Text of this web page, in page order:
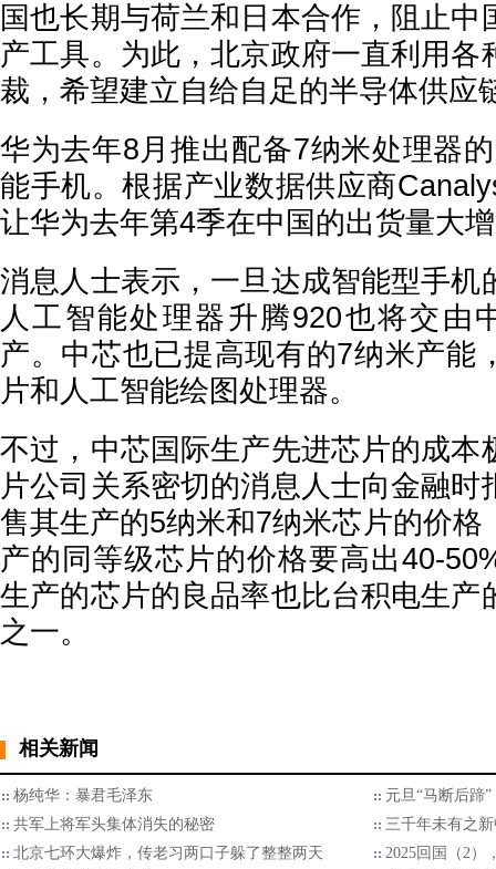
国也长期与荷兰和日本合作，阻止中
产工具。为此，北京政府一直利用各
裁，希望建立自给自足的半导体供应
华为去年8月推出配备7纳米处理器
能手机。根据产业数据供应商
让华为去年第4季在中国的出货量大
消息人士表示，一旦达成智能型手机
人工智能处理器升腾920也将交由
产。中芯也已提高现有的7纳米产能
片和人工智能绘图处理器。
不过，中芯国际生产先进芯片的成本
片公司关系密切的消息人士向金融时
售其生产的5纳米和7纳米芯片的价格
产的同等级芯片的价格要高出40-
生产的芯片的良品率也比台积电生产
之一。
相关新闻
杨纯华：暴君毛泽东
元旦“马断后蹄
共军上将军头集体消失的秘密
三千年未有之
北京七环大爆炸，传老习两口子躲了整整两天
2025回国（2）